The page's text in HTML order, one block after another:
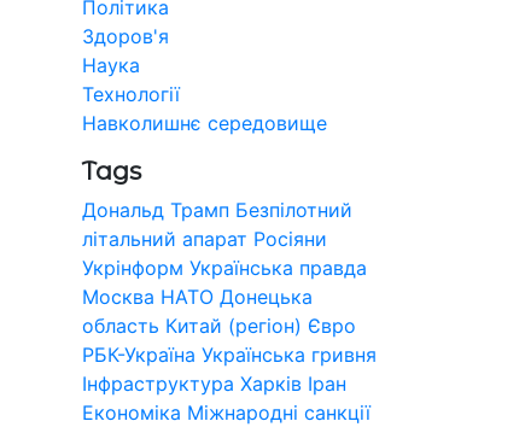
Політика
Здоров'я
Наука
Технології
Навколишнє середовище
Tags
Дональд Трамп Безпілотний
літальний апарат Росіяни
Укрінформ Українська правда
Москва НАТО Донецька
область Китай (регіон) Євро
РБК-Україна Українська гривня
Інфраструктура Харків Іран
Економіка Міжнародні санкції